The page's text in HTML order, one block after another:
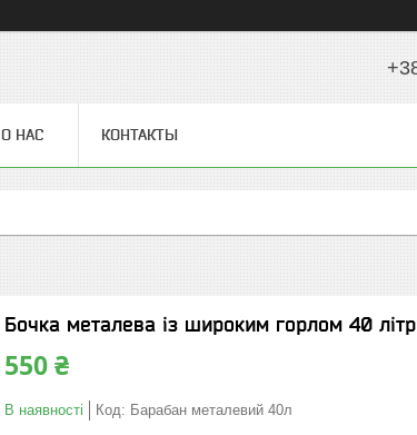
О НАС КОНТАКТЫ
Бочка металева із широким горлом 40
550 ₴
В наявності Код: Барабан металевий 40л